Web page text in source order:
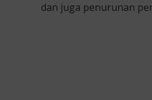
dan juga penurunan